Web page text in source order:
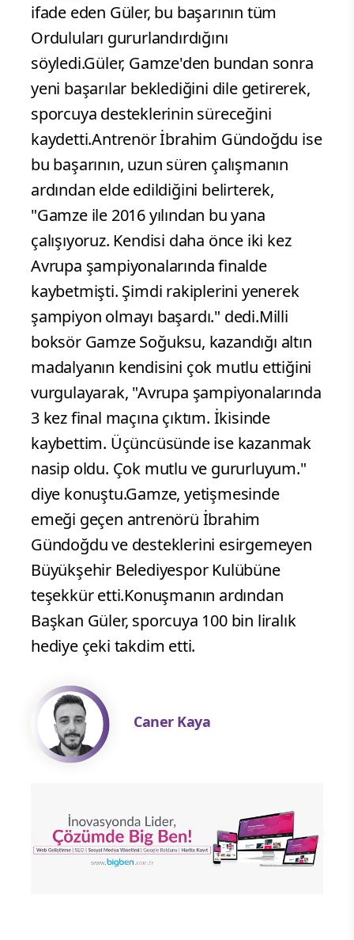
ifade eden Güler, bu başarının tüm
Orduluları gururlandırdığını
söyledi.Güler, Gamze'den bundan sonra
yeni başarılar beklediğini dile getirerek,
sporcuya desteklerinin süreceğini
kaydetti.Antrenör İbrahim Gündoğdu ise
bu başarının, uzun süren çalışmanın
ardından elde edildiğini belirterek,
"Gamze ile 2016 yılından bu yana
çalışıyoruz. Kendisi daha önce iki kez
Avrupa şampiyonalarında finalde
kaybetmişti. Şimdi rakiplerini yenerek
şampiyon olmayı başardı." dedi.Milli
boksör Gamze Soğuksu, kazandığı altın
madalyanın kendisini çok mutlu ettiğini
vurgulayarak, "Avrupa şampiyonalarında
3 kez final maçına çıktım. İkisinde
kaybettim. Üçüncüsünde ise kazanmak
nasip oldu. Çok mutlu ve gururluyum."
diye konuştu.Gamze, yetişmesinde
emeği geçen antrenörü İbrahim
Gündoğdu ve desteklerini esirgemeyen
Büyükşehir Belediyespor Kulübüne
teşekkür etti.Konuşmanın ardından
Başkan Güler, sporcuya 100 bin liralık
hediye çeki takdim etti.
Caner Kaya